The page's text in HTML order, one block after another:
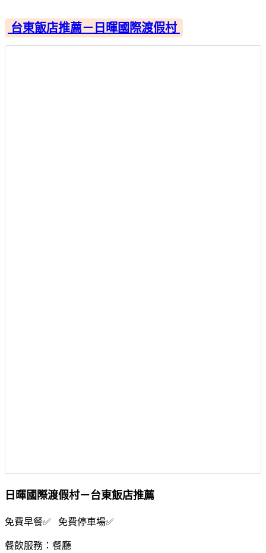
台東飯店推薦－日暉國際渡假村
日暉國際渡假村－台東飯店推薦
免費早餐✅ 免費停車場✅
餐飲服務：餐廳